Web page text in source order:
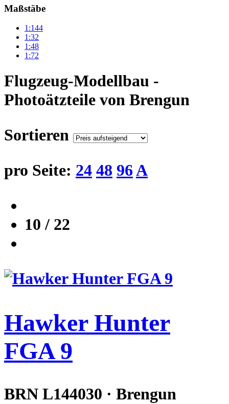
Maßstäbe
1:144
1:32
1:48
1:72
Flugzeug-Modellbau -
Photoätzteile von Brengun
Sortieren
pro Seite: 24 48 96A
10 / 22
Hawker Hunter
FGA 9
BRN L144030 · Brengun